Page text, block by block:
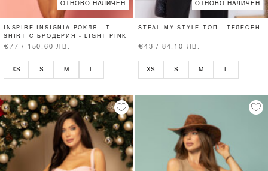
ОТНОВО НАЛИЧЕН
INSPIRE INSIGNIA РОКЛЯ - T-
SHIRT С БРОДЕРИЯ - LIGHT PINK
€77 / 150.60 ЛВ.
XS S M
ОТНОВО НАЛИЧЕН
STEAL MY STYLE ТОП - ТЕЛЕСЕН
€43 / 84.10 ЛВ.
XS S M